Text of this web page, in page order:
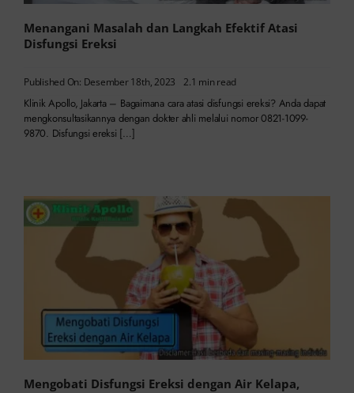
Menangani Masalah dan Langkah Efektif Atasi
Disfungsi Ereksi
Published On: Desember 18th, 2023 2.1 min read
Klinik Apollo, Jakarta – Bagaimana cara atasi disfungsi ereksi? Anda dapat
mengkonsultasikannya dengan dokter ahli melalui nomor 0821-1099-
9870. Disfungsi ereksi […]
Mengobati Disfungsi Ereksi dengan Air Kelapa,